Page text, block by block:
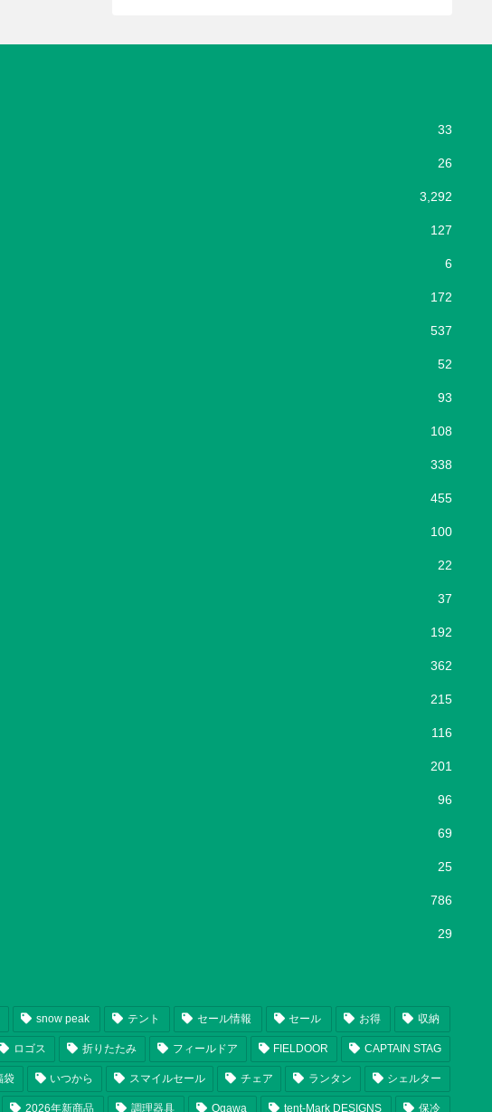
33
26
3,292
127
6
172
537
52
93
108
338
455
100
22
37
192
362
215
116
201
96
69
25
786
29
snow peak テント セール情報 セール お得 収納
ロゴス 折りたたみ フィールドア FIELDOOR CAPTAIN STAG
袋 いつから スマイルセール チェア ランタン シェルター
2026年新商品 調理器具 Ogawa tent-Mark DESIGNS 保冷